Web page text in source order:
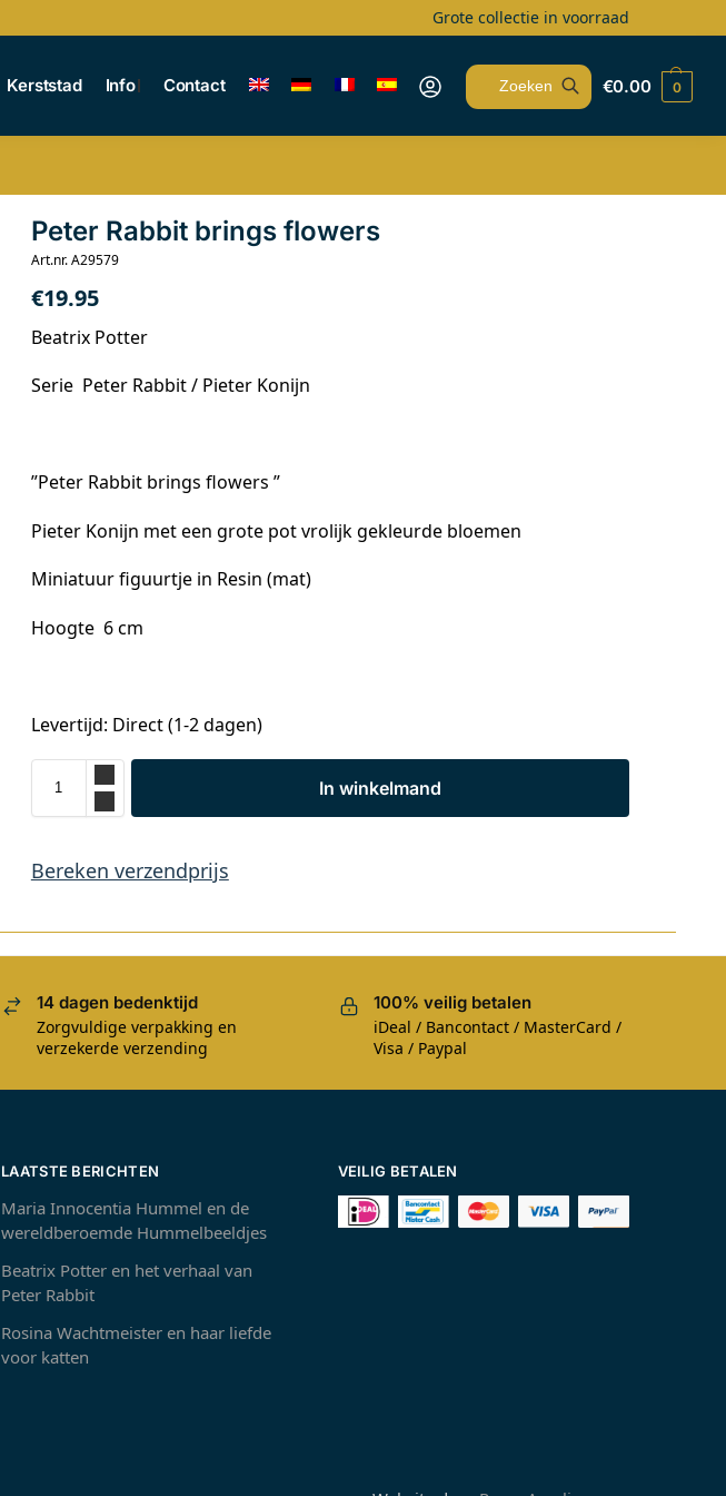
Grote collectie in voorraad
Kerststad Info Contact €0.00 0
Peter Rabbit brings flowers
Art.nr. A29579
€19.95
Beatrix Potter
Serie Peter Rabbit / Pieter Konijn
”Peter Rabbit brings flowers ”
Pieter Konijn met een grote pot vrolijk gekleurde bloemen
Miniatuur figuurtje in Resin (mat)
Hoogte 6 cm
Levertijd: Direct (1-2 dagen)
In winkelmand
Bereken verzendprijs
14 dagen bedenktijd
Zorgvuldige verpakking en
verzekerde verzending
100% veilig betalen
iDeal / Bancontact / MasterCard /
Visa / Paypal
LAATSTE BERICHTEN
Maria Innocentia Hummel en de
wereldberoemde Hummelbeeldjes
Beatrix Potter en het verhaal van
Peter Rabbit
Rosina Wachtmeister en haar liefde
voor katten
VEILIG BETALEN